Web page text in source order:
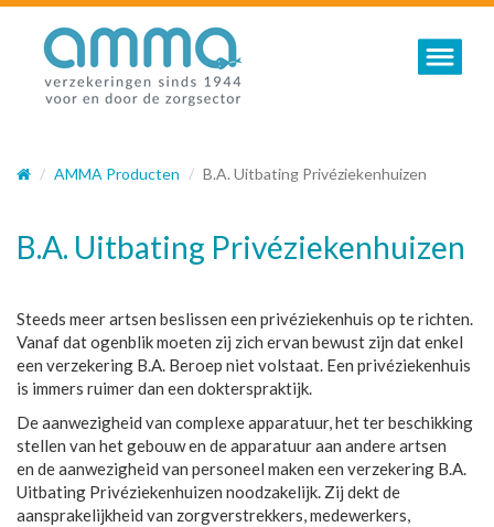
Toggle
AMMA Producten B.A. Uitbating Privéziekenhuizen
B.A. Uitbating Privéziekenhuizen
Steeds meer artsen beslissen een privéziekenhuis op te richten.
Vanaf dat ogenblik moeten zij zich ervan bewust zijn dat enkel
een verzekering B.A. Beroep niet volstaat. Een privéziekenhuis
is immers ruimer dan een dokterspraktijk.
De aanwezigheid van complexe apparatuur, het ter beschikking
stellen van het gebouw en de apparatuur aan andere artsen
en de aanwezigheid van personeel maken een verzekering B.A.
Uitbating Privéziekenhuizen noodzakelijk. Zij dekt de
aansprakelijkheid van zorgverstrekkers, medewerkers,